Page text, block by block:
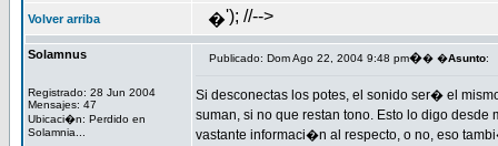
Volver arriba �'); //-->
Solamnus
Registrado: 28 Jun 2004
Mensajes: 47
Ubicaci�n: Perdido en
Solamnia...
Publicado: Dom Ago 22, 2004 9:48 pm�� �Asunto:
Si desconectas los potes, el sonido ser� el
suman, si no que restan tono. Esto lo digo
vastante informaci�n al respecto, o no, eso